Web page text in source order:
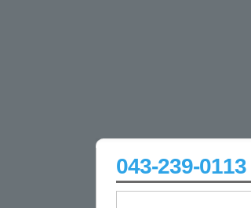
043-239-